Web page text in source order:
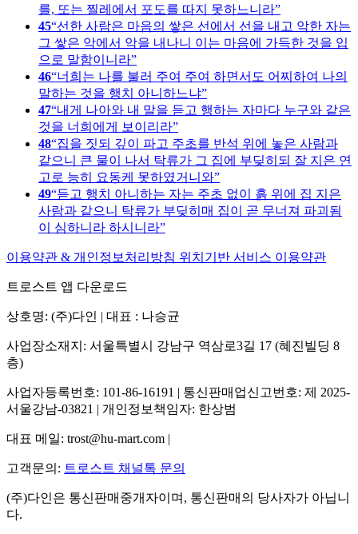
를, 또는 찔레에서 포도를 따지 못하느니라
45 선한 사람은 마음의 쌓은 선에서 선을 내고 악한 자는
그 쌓은 악에서 악을 내나니 이는 마음에 가득한 것을 입
으로 말함이니라
46 너희는 나를 불러 주여 주여 하면서도 어찌하여 나의
말하는 것을 행치 아니하느냐
47 내게 나아와 내 말을 듣고 행하는 자마다 누구와 같은
것을 너희에게 보이리라
48 집을 짓되 깊이 파고 주초를 반석 위에 놓은 사람과
같으니 큰 물이 나서 탁류가 그 집에 부딪히되 잘 지은 연
고로 능히 요동케 못하였거니와
49 듣고 행치 아니하는 자는 주초 없이 흙 위에 집 지은
사람과 같으니 탁류가 부딪히매 집이 곧 무너져 파괴됨
이 심하니라 하시니라
이용약관 & 개인정보처리방침 위치기반 서비스 이용약관
트로스트 앱 다운로드
상호명: (주)다인 | 대표 : 나승균
사업장소재지: 서울특별시 강남구 역삼로3길 17 (혜진빌딩 8
층)
사업자등록번호: 101-86-16191 | 통신판매업신고번호: 제 2025-
서울강남-03821 | 개인정보책임자: 한상범
대표 메일: trost@hu-mart.com |
고객문의: 트로스트 채널톡 문의
(주)다인은 통신판매중개자이며, 통신판매의 당사자가 아닙니
다.